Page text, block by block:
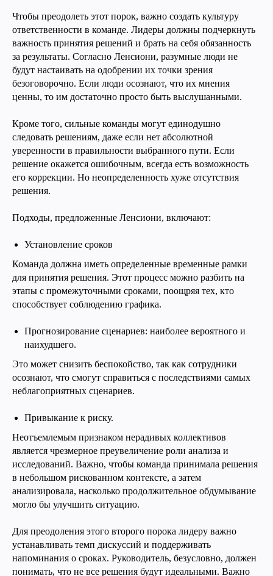
Чтобы преодолеть этот порок, важно создать культуру
ответственности в команде. Лидеры должны подчеркнуть
важность принятия решений и брать на себя обязанность
за результаты. Согласно Ленсиони, разумные люди не
будут настаивать на одобрении их точки зрения
безоговорочно. Если люди осознают, что их мнения
ценны, то им достаточно просто быть выслушанными.
Кроме того, сильные команды могут единодушно
следовать решениям, даже если нет абсолютной
уверенности в правильности выбранного пути. Если
решение окажется ошибочным, всегда есть возможность
его коррекции. Но неопределенность хуже отсутствия
решения.
Подходы, предложенные Ленсиони, включают:
Установление сроков
Команда должна иметь определенные временные рамки
для принятия решения. Этот процесс можно разбить на
этапы с промежуточными сроками, поощряя тех, кто
способствует соблюдению графика.
Прогнозирование сценариев: наиболее вероятного и
наихудшего.
Это может снизить беспокойство, так как сотрудники
осознают, что смогут справиться с последствиями самых
неблагоприятных сценариев.
Привыкание к риску.
Неотъемлемым признаком нерадивых коллективов
является чрезмерное преувеличение роли анализа и
исследований. Важно, чтобы команда принимала решения
в небольшом рискованном контексте, а затем
анализировала, насколько продолжительное обдумывание
могло бы улучшить ситуацию.
Для преодоления этого второго порока лидеру важно
устанавливать темп дискуссий и поддерживать
напоминания о сроках. Руководитель, безусловно, должен
понимать, что не все решения будут идеальными. Важно